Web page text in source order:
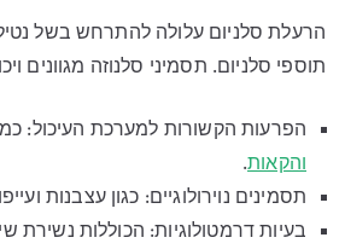
הרעלת סלניום עלולה להתרחש בשל
תוספי סלניום. תסמיני סלנוזה מגוונים
הפרעות הקשורות למערכת העיכול:
והקאות.
תסמינים נוירולוגיים: כגון עצבנות
בעיות דרמטולוגיות: הכוללות נשירת